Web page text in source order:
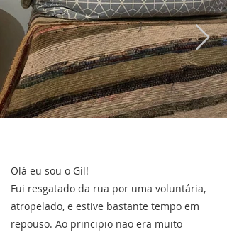
Olá eu sou o Gil!
Fui resgatado da rua por uma voluntária,
atropelado, e estive bastante tempo em
repouso. Ao principio não era muito